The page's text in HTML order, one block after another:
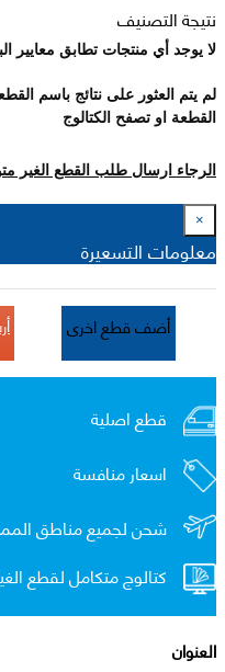
نتيجة التصنيف
لا يوجد أي منتجات تطابق معايير
لم يتم العثور على نتائج باسم
القطعة او تصفح الكتالوج
الرجاء ارسال طلب القطع الغير
×
معلومات التسعيرة
أضف قطع اخرى
قطع اصلية
اسعار منافسة
شحن لجميع مناطق
كتالوج متكامل لقطع
العنوان